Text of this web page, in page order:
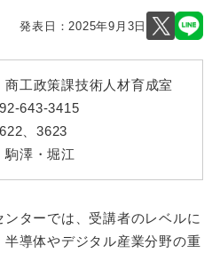
発表日：2025年9月3日
商工政策課技術人材育成室
643-3415
、3623
駒澤・堀江
ターでは、受講者のレベルに
導体やデジタル産業分野の重